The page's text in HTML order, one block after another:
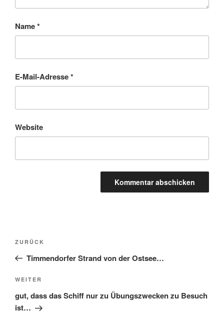
Name*
E-Mail-Adresse*
Website
ZURÜCK
Timmendorfer Strand von der Ostsee…
WEITER
gut, dass das Schiff nur zu Übungszwecken zu Besuch
ist…